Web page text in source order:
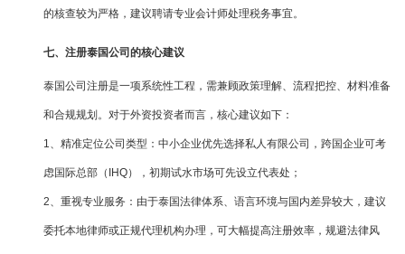
的核查较为严格，建议聘请专业会计师处理税务事宜。
七、注册泰国公司的核心建议
泰国公司注册是一项系统性工程，需兼顾政策理解、流程把控、材料准备
和合规规划。对于外资投资者而言，核心建议如下：
1、精准定位公司类型：中小企业优先选择私人有限公司，跨国企业可考
虑国际总部（IHQ），初期试水市场可先设立代表处；
2、重视专业服务：由于泰国法律体系、语言环境与国内差异较大，建议
委托本地律师或正规代理机构办理，可大幅提高注册效率，规避法律风